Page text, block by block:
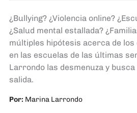
¿Bullying? ¿Violencia online?
¿Salud mental estallada?
múltiples hipótesis acerca de los
en las escuelas de las últimas
Larrondo las desmenuza y
salida.
Por: Marina Larrondo